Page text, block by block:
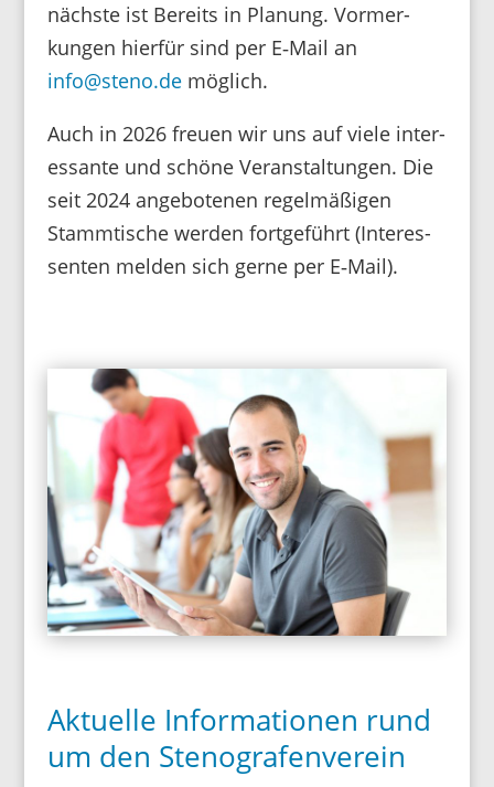
nächste ist Bereits in Planung. Vormer­
kungen hierfür sind per E‑Mail an
info@steno.demöglich.
Auch in 2026 freuen wir uns auf viele inter­
es­sante und schöne Veran­stal­tungen. Die
seit 2024 ange­bo­tenen regel­mä­ßigen
Stamm­ti­sche werden fort­ge­führt (Inter­es­
senten melden sich gerne per E‑Mail).
Aktuelle Informationen rund
um den Stenografenverein